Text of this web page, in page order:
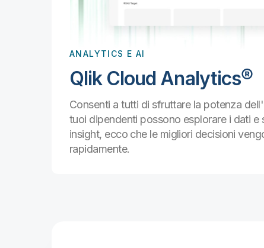
ANALYTICS E AI
Qlik Cloud Analytics®
Consenti a tutti di sfruttare la potenza
tuoi dipendenti possono esplorare i dati e
insight, ecco che le migliori decisioni
rapidamente.